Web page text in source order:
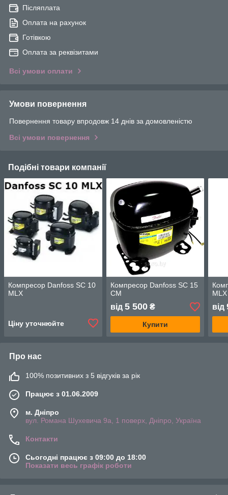
Післяплата
Оплата на рахунок
Готівкою
Оплата за реквізитами
Всі умови оплати
Умови повернення
Повернення товару впродовж 14 днів за домовленістю
Всі умови повернення
Подібні товари компанії
Компресор Danfoss SC 10
MLX
Ціну уточнюйте
Компресор Danfoss SC 15
СМ
від 5 500₴
Купити
MLX
від
Про нас
100% позитивних з 5 відгуків за рік
Працює з 01.06.2009
м. Дніпро
вул. Романа Шухевича 9а, 1 поверх, Дніпро, Україна
Контакти
Сьогодні працює з 09:00 до 18:00
Показати весь графік роботи